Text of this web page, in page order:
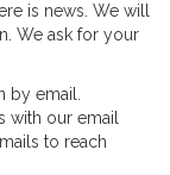
is news. We will
We ask for your
by email.
with our email
to reach